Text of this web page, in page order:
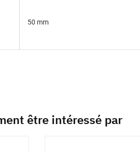
50 mm
être intéressé par